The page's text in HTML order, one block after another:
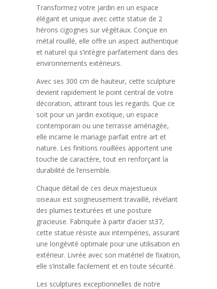
Transformez votre jardin en un espace
élégant et unique avec cette statue de 2
hérons cigognes sur végétaux. Conçue en
métal rouillé, elle offre un aspect authentique
et naturel qui s’intègre parfaitement dans des
environnements extérieurs.
Avec ses 300 cm de hauteur, cette sculpture
devient rapidement le point central de votre
décoration, attirant tous les regards. Que ce
soit pour un jardin exotique, un espace
contemporain ou une terrasse aménagée,
elle incarne le mariage parfait entre art et
nature. Les finitions rouillées apportent une
touche de caractère, tout en renforçant la
durabilité de l’ensemble.
Chaque détail de ces deux majestueux
oiseaux est soigneusement travaillé, révélant
des plumes texturées et une posture
gracieuse. Fabriquée à partir d’acier st37,
cette statue résiste aux intempéries, assurant
une longévité optimale pour une utilisation en
extérieur. Livrée avec son matériel de fixation,
elle s’installe facilement et en toute sécurité.
Les sculptures exceptionnelles de notre